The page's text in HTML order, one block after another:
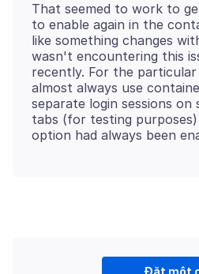
That seemed to work to
to enable again in the
like something changes
wasn't encountering this
recently. For the particular
almost always use
separate login sessions
tabs (for testing
Đặt một